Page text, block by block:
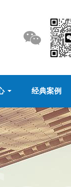
经典案例